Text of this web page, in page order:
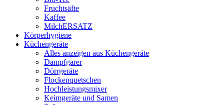
Fruchtsäfte
Kaffee
MilchERSATZ
Körperhygiene
Küchengeräte
Alles anzeigen aus Küchengeräte
Dampfgarer
Dörrgeräte
Flockenquetschen
Hochleistungsmixer
Keimgeräte und Samen